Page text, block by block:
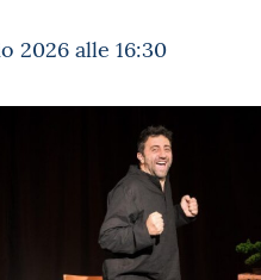
2026 alle 16:30